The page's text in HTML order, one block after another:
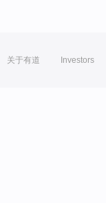
关于有道 Investors